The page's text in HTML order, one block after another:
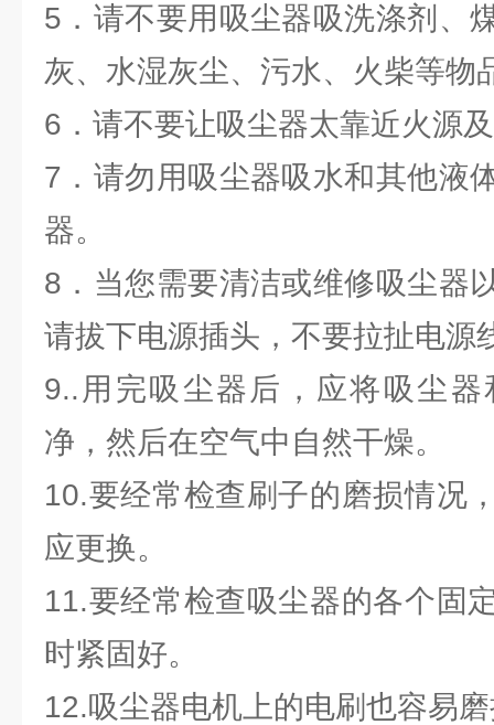
5．请不要用吸尘器吸洗涤剂、
灰、水湿灰尘、污水、火柴等物
6．请不要让吸尘器太靠近火源
7．请勿用吸尘器吸水和其他液
器。
8．当您需要清洁或维修吸尘器
请拔下电源插头，不要拉扯电源
9..用完吸尘器后，应将吸尘
净，然后在空气中自然干燥。
10.要经常检查刷子的磨损情况
应更换。
11.要经常检查吸尘器的各个固
时紧固好。
12.吸尘器电机上的电刷也容易